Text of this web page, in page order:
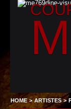
HOME >ARTISTES>